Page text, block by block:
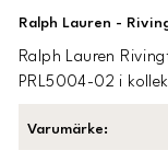
Ralph Lauren -
Ralph Lauren
PRL5004-02 i
Varumärke: